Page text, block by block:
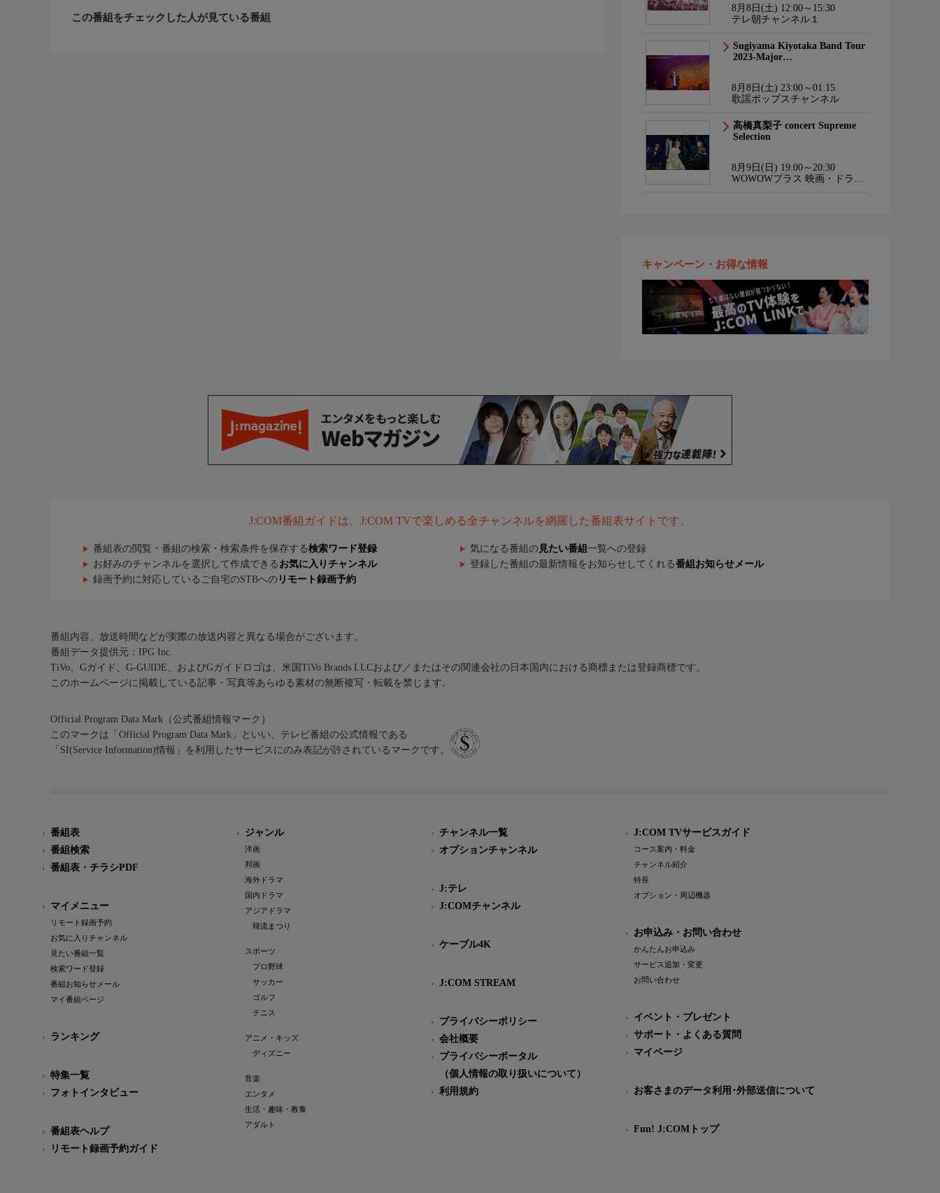
この番組をチェックした人が見ている番組
8月8日(土) 12:00～15:30
テレ朝チャンネル１
Sugiyama Kiyotaka Band Tour
2023-Major…
8月8日(土) 23:00～01:15
歌謡ポップスチャンネル
高橋真梨子 concert Supreme
Selection
8月9日(日) 19:00～20:30
WOWOWプラス 映画・ドラ
キャンペーン・お得な情報
J:COM番組ガイドは、J:COM TVで楽しめる全チャンネルを網羅した番組表サイトです。
番組表の閲覧・番組の検索・検索条件を保存する検索ワード登録 気になる番組の 見たい番組 一覧への登録
お好みのチャンネルを選択して作成できる お気に入りチャンネル 登録した番組の最新情報をお知らせしてくれる番組お知らせメール
録画予約に対応しているご自宅のSTBへの リモート録画予約
番組内容、放送時間などが実際の放送内容と異なる場合がございます。
番組データ提供元：IPG Inc.
TiVo、Gガイド、G-GUIDE、およびGガイドロゴは、米国TiVo Brands LLCおよび／またはその関連会社の日本国内における商標または登録商標です。
このホームページに掲載している記事・写真等あらゆる素材の無断複写・転載を禁じます。
Official Program Data Mark（公式番組情報マーク）
このマークは「Official Program Data Mark」といい、テレビ番組の公式情報である
「SI(Service Information)情報」を利用したサービスにのみ表記が許されているマークです。
番組表
番組検索
番組表・チラシPDF
マイメニュー
リモート録画予約
お気に入りチャンネル
見たい番組一覧
検索ワード登録
番組お知らせメール
マイ番組ページ
ランキング
特集一覧
フォトインタビュー
番組表ヘルプ
リモート録画予約ガイド
ジャンル
洋画
邦画
海外ドラマ
国内ドラマ
アジアドラマ
韓流まつり
スポーツ
プロ野球
サッカー
ゴルフ
テニス
アニメ・キッズ
ディズニー
音楽
エンタメ
生活・趣味・教養
アダルト
チャンネル一覧
オプションチャンネル
J:テレ
J:COMチャンネル
ケーブル4K
J:COM STREAM
プライバシーポリシー
会社概要
プライバシーポータル
（個人情報の取り扱いについて）
利用規約
J:COM TVサービスガイド
コース案内・料金
チャンネル紹介
特長
オプション・周辺機器
お申込み・お問い合わせ
かんたんお申込み
サービス追加・変更
お問い合わせ
イベント・プレゼント
サポート・よくある質問
マイページ
お客さまのデータ利用･外部送信について
Fun! J:COMトップ